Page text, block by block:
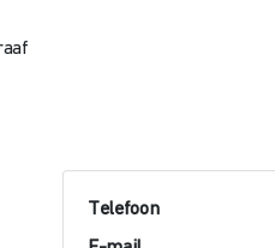
Telefoon